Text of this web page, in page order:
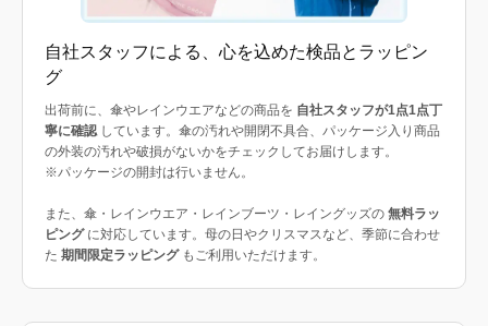
自社スタッフによる、心を込めた検品とラッピン
グ
出荷前に、傘やレインウエアなどの商品を 自社スタッフが1点1点丁
寧に確認しています。傘の汚れや開閉不具合、パッケージ入り商品
の外装の汚れや破損がないかをチェックしてお届けします。
※パッケージの開封は行いません。
また、傘・レインウエア・レインブーツ・レイングッズの 無料ラッ
ピングに対応しています。母の日やクリスマスなど、季節に合わせ
た 期間限定ラッピングもご利用いただけます。